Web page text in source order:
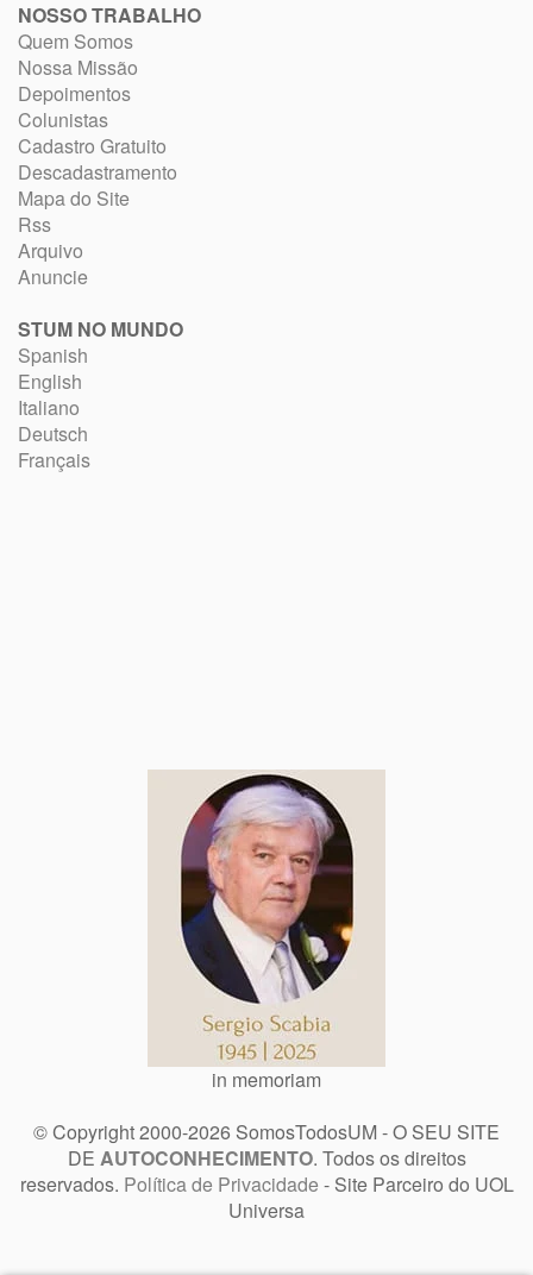
NOSSO TRABALHO
Quem Somos
Nossa Missão
Depoimentos
Colunistas
Cadastro Gratuito
Descadastramento
Mapa do Site
Rss
Arquivo
Anuncie
STUM NO MUNDO
Spanish
English
Italiano
Deutsch
Français
in memoriam
© Copyright 2000-2026 SomosTodosUM - O SEU SITE
DE AUTOCONHECIMENTO. Todos os direitos
reservados. Política de Privacidade - Site Parceiro do UOL
Universa